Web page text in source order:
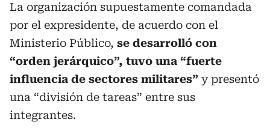
La organización supuestamente comandada
por el expresidente, de acuerdo con el
Ministerio Público, se desarrolló con
“orden jerárquico”, tuvo una “fuerte
influencia de sectores militares” y presentó
una “división de tareas” entre sus
integrantes.